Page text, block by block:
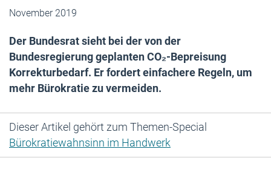
November 2019
Der Bundesrat sieht bei der von der
Bundesregierung geplanten CO₂-Bepreisung
Korrekturbedarf. Er fordert einfachere Regeln, um
mehr Bürokratie zu vermeiden.
Dieser Artikel gehört zum Themen-Special
Bürokratiewahnsinn im Handwerk